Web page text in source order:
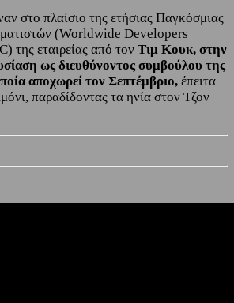
στο πλαίσιο της ετήσιας Παγκόσμιας
(Worldwide Developers
της εταιρείας από τον Τιμ Κουκ, στην
ως διευθύνοντος συμβούλου της
αποχωρεί τον Σεπτέμβριο, έπειτα
παραδίδοντας τα ηνία στον Τζον